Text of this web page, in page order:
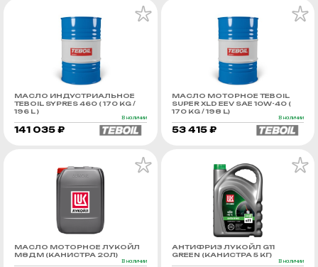
МАСЛО ИНДУСТРИАЛЬНОЕ
TEBOIL SYPRES 460 ( 170 KG /
196 L )
В наличии
141 035 ₽
МАСЛО МОТОРНОЕ TEBOIL
SUPER XLD EEV SAE 10W-40 (
170 KG / 198 L)
В наличии
53 415 ₽
МАСЛО МОТОРНОЕ ЛУКОЙЛ
М8ДМ (КАНИСТРА 20Л)
В наличии
АНТИФРИЗ ЛУКОЙЛ G11
GREEN (КАНИСТРА 5 КГ)
В наличии